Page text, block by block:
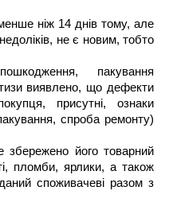
ніж 14 днів тому, але
не є новим, тобто
пакування
виявлено, що дефекти
присутні, ознаки
спроба ремонту)
збережено його товарний
пломби, ярлики, а також
споживачеві разом з